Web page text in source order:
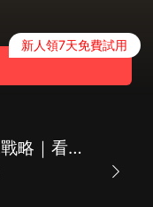
新人領7天免費試用
互聯網思維▪大數據戰略｜看懂大數據，掌握時代先機｜商業模式的顛覆與重塑｜企業管理